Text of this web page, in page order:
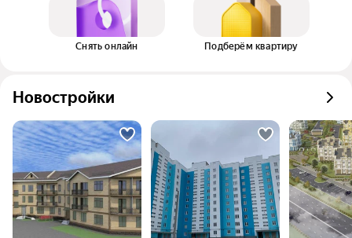
Снять онлайн Подберём квартиру
Новостройки